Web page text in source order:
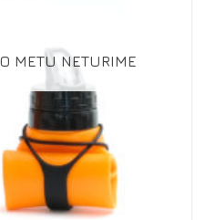
METU NETURIME